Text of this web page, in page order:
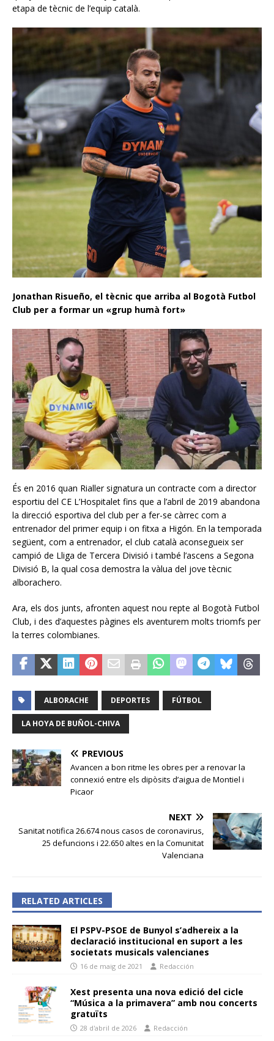
etapa de tècnic de l’equip català.
Jonathan Risueño, el tècnic que arriba al Bogotà Futbol
Club per a formar un «grup humà fort»
És en 2016 quan Rialler signatura un contracte com a director
esportiu del CE L’Hospitalet fins que a l’abril de 2019 abandona
la direcció esportiva del club per a fer-se càrrec com a
entrenador del primer equip i on fitxa a Higón. En la temporada
següent, com a entrenador, el club català aconsegueix ser
campió de Lliga de Tercera Divisió i també l’ascens a Segona
Divisió B, la qual cosa demostra la vàlua del jove tècnic
alborachero.
Ara, els dos junts, afronten aquest nou repte al Bogotà Futbol
Club, i des d’aquestes pàgines els aventurem molts triomfs per
la terres colombianes.
ALBORACHE DEPORTES FÚTBOL
LA HOYA DE BUÑOL-CHIVA
PREVIOUS
Avancen a bon ritme les obres per a renovar la
connexió entre els dipòsits d’aigua de Montiel i
Picaor
NEXT
Sanitat notifica 26.674 nous casos de coronavirus,
25 defuncions i 22.650 altes en la Comunitat
Valenciana
RELATED ARTICLES
El PSPV-PSOE de Bunyol s’adhereix a la
declaració institucional en suport a les
societats musicals valencianes
16 de maig de 2021 Redacción
Xest presenta una nova edició del cicle
“Música a la primavera” amb nou concerts
gratuïts
28 d'abril de 2026 Redacción